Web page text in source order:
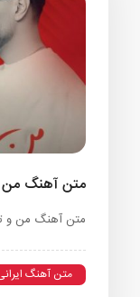
متن آهنگ من
متن آهنگ من و
متن آهنگ